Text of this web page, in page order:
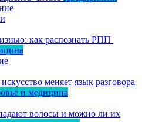
как распознать РПП
меняет язык разговора
и медицина
волосы и можно ли их